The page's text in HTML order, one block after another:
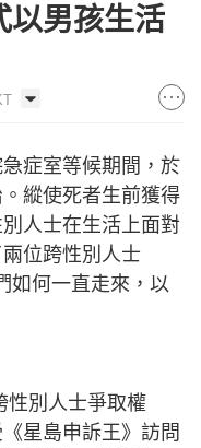
以男孩生活
症室等候期間，於
縱使死者生前獲得
人士在生活上面對
位跨性別人士
如何一直走來，以
性別人士爭取權
星島申訴王》訪問